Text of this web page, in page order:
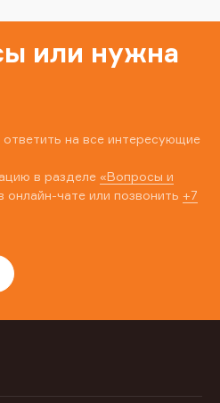
или нужна
на все интересующие
в разделе «Вопросы и
онлайн-чате или позвонить +7